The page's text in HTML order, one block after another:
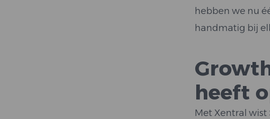
hebben we nu
handmatig bij
heeft
Met Xentral wist